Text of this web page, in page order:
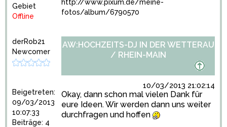
Gebiet
Offline
http://www.pixum.de/meine-
fotos/album/6790570
derRob21
Newcomer
Beigetreten:
09/03/2013
10:07:33
Beiträge: 4
AW:HOCHZEITS-DJ IN DER WETTERAU
/ RHEIN-MAIN
10/03/2013 21:02:14
Okay, dann schon mal vielen Dank für
eure Ideen. Wir werden dann uns weiter
durchfragen und hoffen